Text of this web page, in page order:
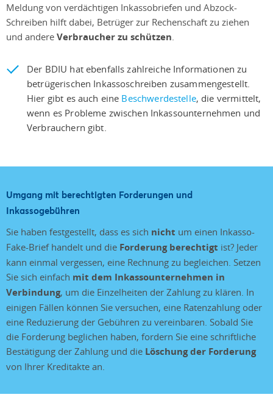
Meldung von verdächtigen Inkassobriefen und Abzock-
Schreiben hilft dabei, Betrüger zur Rechenschaft zu ziehen
und andere Verbraucher zu schützen.
Der BDIU hat ebenfalls zahlreiche Informationen zu
betrügerischen Inkassoschreiben zusammengestellt.
Hier gibt es auch eine Beschwerdestelle, die vermittelt,
wenn es Probleme zwischen Inkassounternehmen und
Verbrauchern gibt.
Umgang mit berechtigten Forderungen und
Inkassogebühren
Sie haben festgestellt, dass es sich nicht um einen Inkasso-
Fake-Brief handelt und die Forderung berechtigt ist? Jeder
kann einmal vergessen, eine Rechnung zu begleichen. Setzen
Sie sich einfach mit dem Inkassounternehmen in
Verbindung, um die Einzelheiten der Zahlung zu klären. In
einigen Fällen können Sie versuchen, eine Ratenzahlung oder
eine Reduzierung der Gebühren zu vereinbaren. Sobald Sie
die Forderung beglichen haben, fordern Sie eine schriftliche
Bestätigung der Zahlung und die Löschung der Forderung
von Ihrer Kreditakte an.